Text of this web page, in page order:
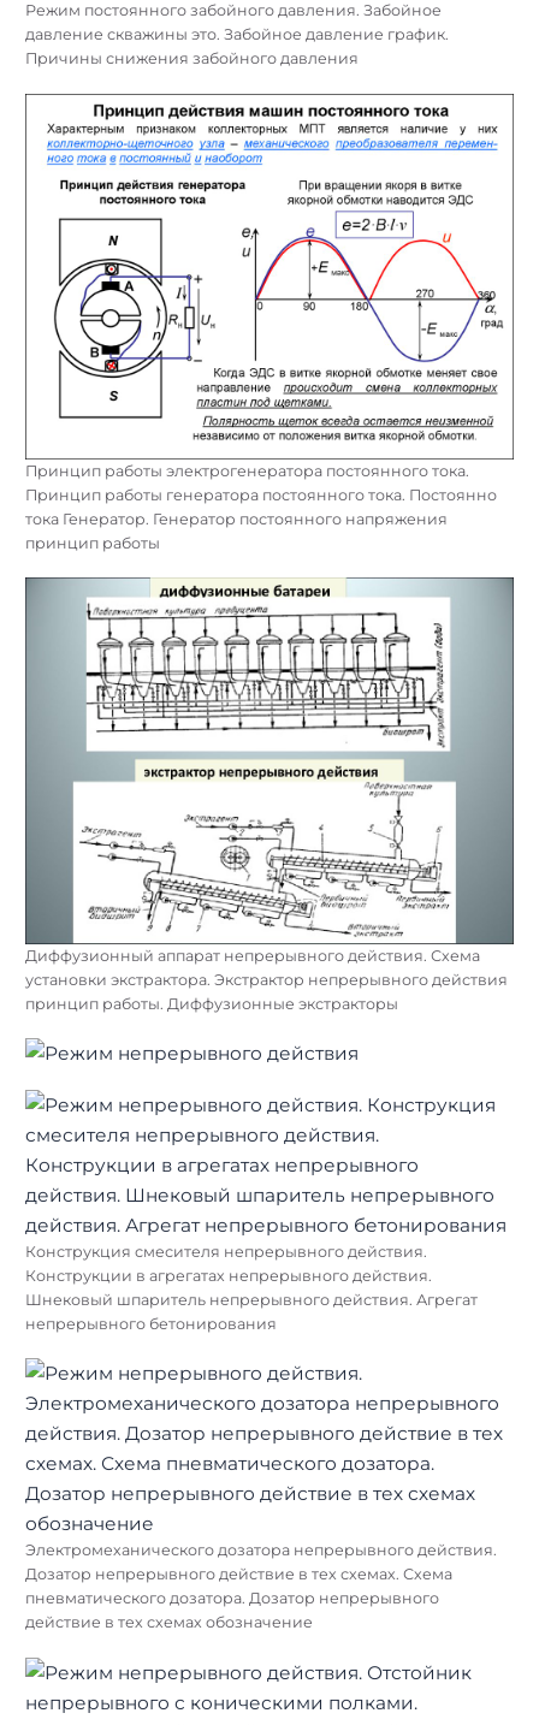
Режим постоянного забойного давления. Забойное
давление скважины это. Забойное давление график.
Причины снижения забойного давления
Принцип работы электрогенератора постоянного тока.
Принцип работы генератора постоянного тока. Постоянно
тока Генератор. Генератор постоянного напряжения
принцип работы
Диффузионный аппарат непрерывного действия. Схема
установки экстрактора. Экстрактор непрерывного действия
принцип работы. Диффузионные экстракторы
Конструкция смесителя непрерывного действия.
Конструкции в агрегатах непрерывного действия.
Шнековый шпаритель непрерывного действия. Агрегат
непрерывного бетонирования
Электромеханического дозатора непрерывного действия.
Дозатор непрерывного действие в тех схемах. Схема
пневматического дозатора. Дозатор непрерывного
действие в тех схемах обозначение